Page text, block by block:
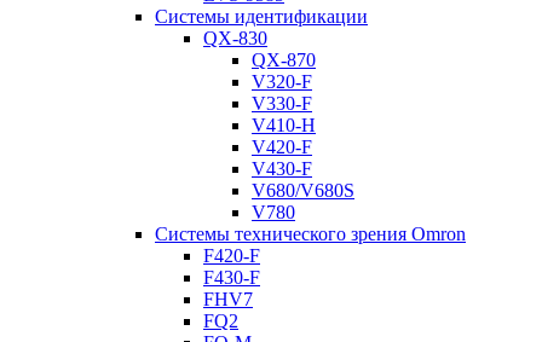
Системы идентификации
QX-830
QX-870
V320-F
V330-F
V410-H
V420-F
V430-F
V680/V680S
V780
Системы технического зрения Omron
F420-F
F430-F
FHV7
FQ2